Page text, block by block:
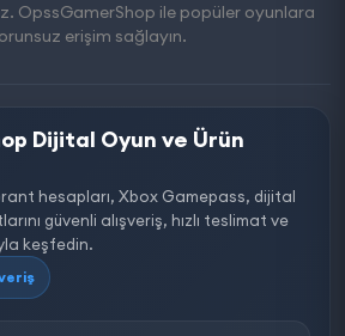
OpssGamerShop ile popüler oyunlara
erişim sağlayın.
Dijital Oyun ve Ürün
hesapları, Xbox Gamepass, dijital
güvenli alışveriş, hızlı teslimat ve
keşfedin.